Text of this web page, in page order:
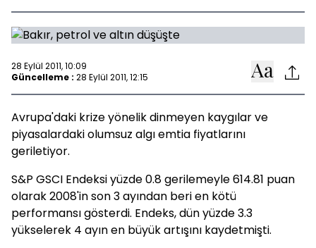
28 Eylül 2011, 10:09
Güncelleme : 28 Eylül 2011, 12:15
Avrupa'daki krize yönelik dinmeyen kaygılar ve
piyasalardaki olumsuz algı emtia fiyatlarını
geriletiyor.
S&P GSCI Endeksi yüzde 0.8 gerilemeyle 614.81 puan
olarak 2008'in son 3 ayından beri en kötü
performansı gösterdi. Endeks, dün yüzde 3.3
yükselerek 4 ayın en büyük artışını kaydetmişti.